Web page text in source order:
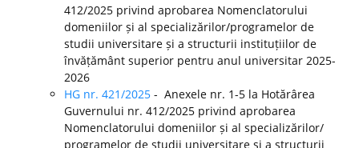
412/2025 privind aprobarea Nomenclatorului
domeniilor și al specializărilor/programelor de
studii universitare și a structurii instituțiilor de
învățământ superior pentru anul universitar 2025-
2026
HG nr. 421/2025 - Anexele nr. 1-5 la Hotărârea
Guvernului nr. 412/2025 privind aprobarea
Nomenclatorului domeniilor și al specializărilor/
programelor de studii universitare și a structurii